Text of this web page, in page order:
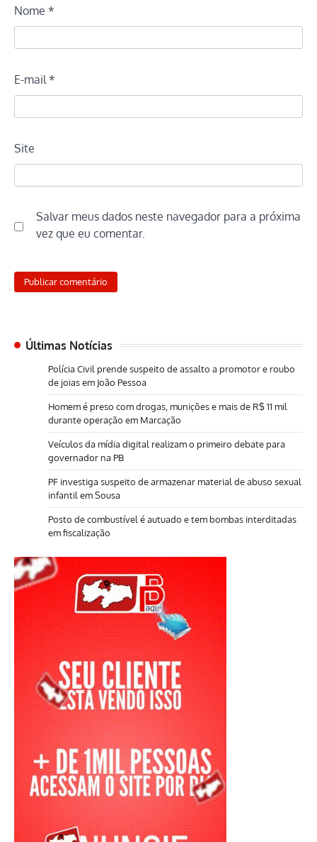
Nome *
E-mail *
Site
Salvar meus dados neste navegador para a próxima
vez que eu comentar.
Últimas Notícias
Polícia Civil prende suspeito de assalto a promotor e roubo
de joias em João Pessoa
Homem é preso com drogas, munições e mais de R$ 11 mil
durante operação em Marcação
Veículos da mídia digital realizam o primeiro debate para
governador na PB
PF investiga suspeito de armazenar material de abuso sexual
infantil em Sousa
Posto de combustível é autuado e tem bombas interditadas
em fiscalização